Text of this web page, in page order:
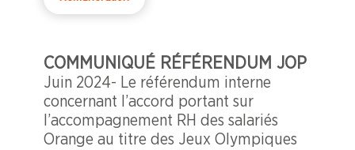
COMMUNIQUÉ RÉFÉRENDUM JOP
Juin 2024- Le référendum interne
concernant l’accord portant sur
l’accompagnement RH des salariés
Orange au titre des Jeux Olympiques